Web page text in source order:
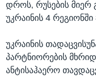
დროს, რუსების მიერ
უკრაინის 4
უკრაინის
პარტნიორების
ანტისაჰაერო